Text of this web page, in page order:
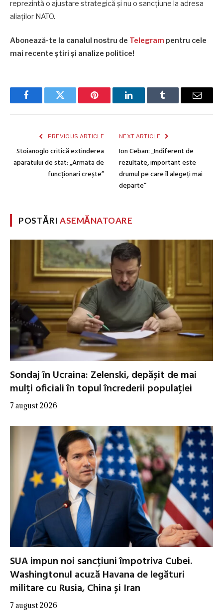
reprezintă o ajustare strategică și nu o sancțiune la adresa
aliaților NATO.
Abonează-te la canalul nostru de Telegram pentru cele
mai recente știri și analize politice!
FacebookTwitter Pinterest LinkedInTumblr Email
PREVIOUS ARTICLE
Stoianoglo critică extinderea
aparatului de stat: „Armata de
funcționari crește”
NEXT ARTICLE
Ion Ceban: „Indiferent de
rezultate, important este
drumul pe care îl alegeți mai
departe”
POSTĂRIASEMĂNATOARE
Sondaj în Ucraina: Zelenski, depășit de mai
mulți oficiali în topul încrederii populației
7 august 2026
SUA impun noi sancțiuni împotriva Cubei.
Washingtonul acuză Havana de legături
militare cu Rusia, China și Iran
7 august 2026